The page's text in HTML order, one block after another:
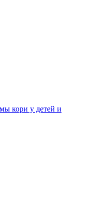
кори у детей и